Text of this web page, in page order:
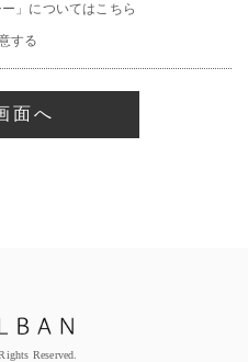
」についてはこちら
する
Reserved.